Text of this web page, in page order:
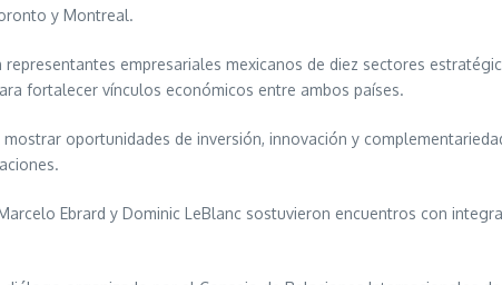
y Montreal.
empresariales mexicanos de diez sectores
fortalecer vínculos económicos entre ambos países.
oportunidades de inversión, innovación y
Ebrard y Dominic LeBlanc sostuvieron encuentros con